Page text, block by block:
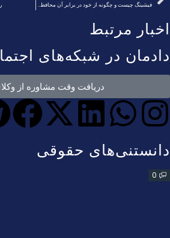
فیشینگ چیست و چگونه از خود در برابر آن محافظت کنیم؟
اخبار مرتبط
دادمان در شبکه‌های
دریافت وقت مشاوره از
دانستنی‌های حقوقی
0